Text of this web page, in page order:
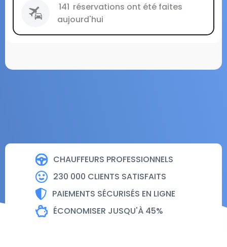
CHAUFFEURS PROFESSIONNELS
230 000 CLIENTS SATISFAITS
PAIEMENTS SÉCURISÉS EN LIGNE
ÉCONOMISER JUSQU'À 45%
141 réservations ont été faites
aujourd'hui